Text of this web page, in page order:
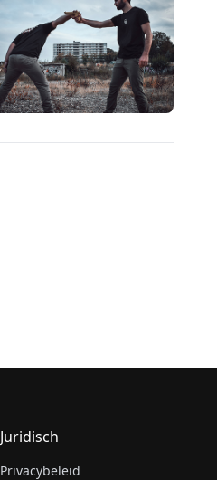
Juridisch
Privacybeleid